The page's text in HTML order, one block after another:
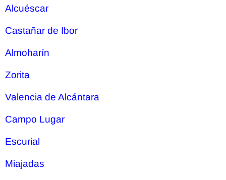
Alcuéscar
Castañar de Ibor
Almoharín
Zorita
Valencia de Alcántara
Campo Lugar
Escurial
Miajadas